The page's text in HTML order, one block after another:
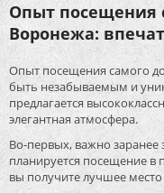
Опыт посещения
Воронежа:
Опыт посещения самого
быть незабываемым и
предлагается
элегантная атмосфера.
Во-первых, важно заранее
планируется посещение в
вы получите лучшее